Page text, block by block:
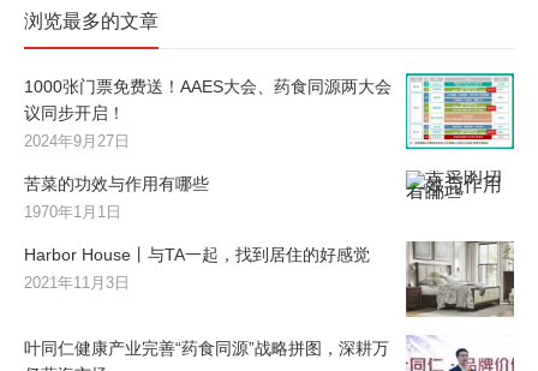
浏览最多的文章
1000张门票免费送！AAES大会、药食同源两大会
议同步开启！
2024年9月27日
苦菜的功效与作用有哪些
1970年1月1日
Harbor House丨与TA一起，找到居住的好感觉
2021年11月3日
叶同仁健康产业完善“药食同源”战略拼图，深耕万